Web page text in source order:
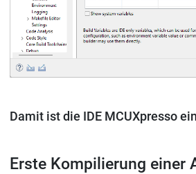
Damit ist die IDE MCUXpresso
Erste Kompilierung einer